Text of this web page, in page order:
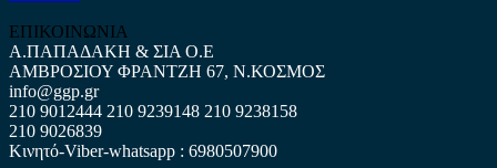
ΕΠΙΚΟΙΝΩΝΙΑ
Α.ΠΑΠΑΔΑΚΗ & ΣΙΑ Ο.Ε
ΑΜΒΡΟΣΙΟΥ ΦΡΑΝΤΖΗ 67, Ν.ΚΟΣΜΟΣ
info@ggp.gr
210 9012444 210 9239148 210 9238158
210 9026839
Κινητό-Viber-whatsapp : 6980507900